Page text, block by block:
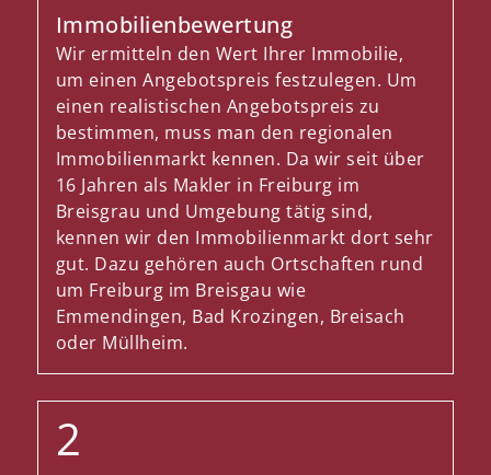
Immobilienbewertung
Wir ermitteln den Wert Ihrer Immobilie,
um einen Angebotspreis festzulegen. Um
einen realistischen Angebotspreis zu
bestimmen, muss man den regionalen
Immobilienmarkt kennen. Da wir seit über
16 Jahren als Makler in Freiburg im
Breisgrau und Umgebung tätig sind,
kennen wir den Immobilienmarkt dort sehr
gut. Dazu gehören auch Ortschaften rund
um Freiburg im Breisgau wie
Emmendingen, Bad Krozingen, Breisach
oder Müllheim.